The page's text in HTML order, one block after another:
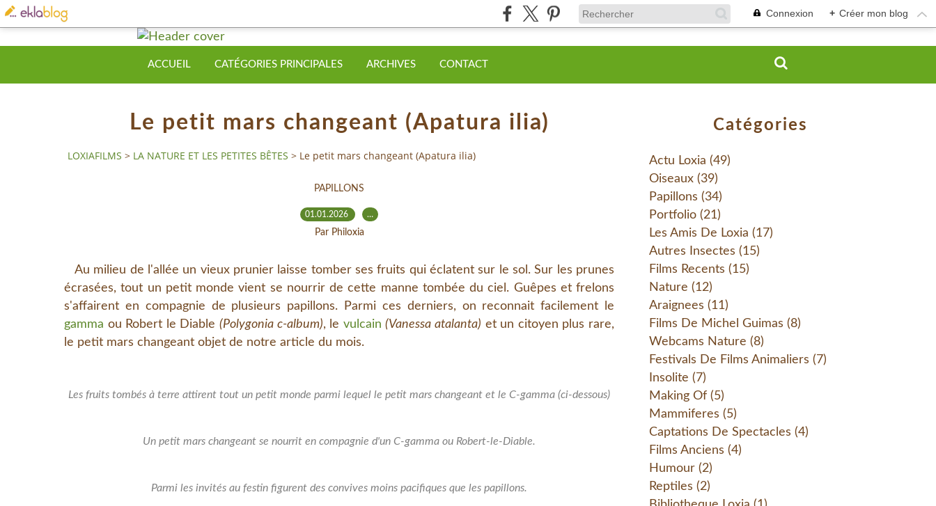
Connexion + Créer mon blog
ACCUEIL CATÉGORIES PRINCIPALES ARCHIVES CONTACT
Le petit mars changeant (Apatura ilia)
LOXIAFILMS > LA NATURE ET LES PETITES BÊTES > Le petit mars changeant (Apatura ilia)
PAPILLONS
01.01.2026 …
Par Philoxia
Au milieu de l'allée un vieux prunier laisse tomber ses fruits qui éclatent sur le sol. Sur les prunes
écrasées, tout un petit monde vient se nourrir de cette manne tombée du ciel. Guêpes et frelons
s'affairent en compagnie de plusieurs papillons. Parmi ces derniers, on reconnait facilement le
gamma ou Robert le Diable (Polygonia c-album), le vulcain (Vanessa atalanta) et un citoyen plus rare,
le petit mars changeant objet de notre article du mois.
Les fruits tombés à terre attirent tout un petit monde parmi lequel le petit mars changeant et le C-gamma (ci-dessous)
Un petit mars changeant se nourrit en compagnie d'un C-gamma ou Robert-le-Diable.
Parmi les invités au festin figurent des convives moins pacifiques que les papillons.
Catégories
Actu Loxia (49)
Oiseaux (39)
Papillons (34)
Portfolio (21)
Les Amis De Loxia (17)
Autres Insectes (15)
Films Recents (15)
Nature (12)
Araignees (11)
Films De Michel Guimas (8)
Webcams Nature (8)
Festivals De Films Animaliers (7)
Insolite (7)
Making Of (5)
Mammiferes (5)
Captations De Spectacles (4)
Films Anciens (4)
Humour (2)
Reptiles (2)